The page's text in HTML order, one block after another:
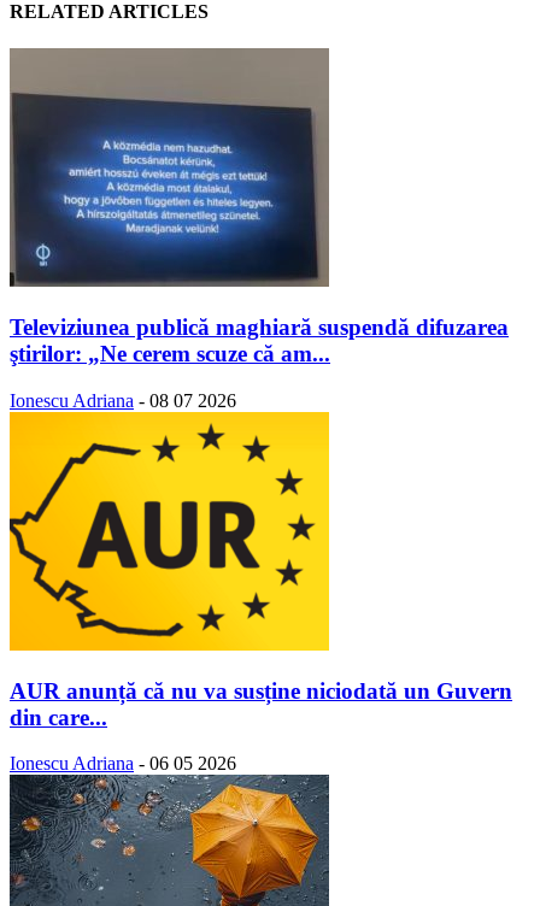
RELATED ARTICLES
Televiziunea publică maghiară suspendă difuzarea
ştirilor: „Ne cerem scuze că am...
Ionescu Adriana - 08 07 2026
AUR anunță că nu va susține niciodată un Guvern
din care...
Ionescu Adriana - 06 05 2026